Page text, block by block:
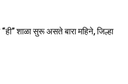
शाळा सुरू असते बारा महिने, जिल्हा